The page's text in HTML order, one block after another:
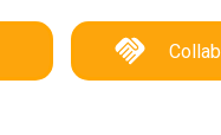
Collab